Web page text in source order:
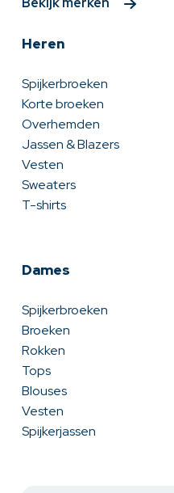
Heren
Spijkerbroeken
Korte broeken
Overhemden
Jassen & Blazers
Vesten
Sweaters
T-shirts
Dames
Spijkerbroeken
Broeken
Rokken
Tops
Blouses
Vesten
Spijkerjassen